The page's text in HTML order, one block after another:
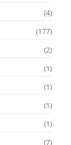
(4)
(177)
(2)
(1)
(1)
(1)
(1)
(7)